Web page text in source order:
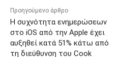
Προηγούμενο άρθρο
Η συχνότητα ενημερώσεων
στο iOS από την Apple έχει
αυξηθεί κατά 51% κάτω από
τη διεύθυνση του Cook